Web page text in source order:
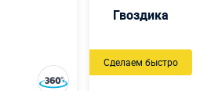
Гвоздика
Сделаем быстро